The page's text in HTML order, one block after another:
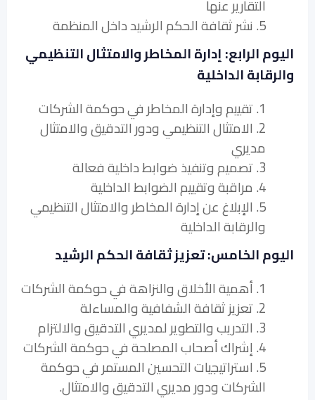
التقارير عنها
5. نشر ثقافة الحكم الرشيد داخل المنظمة
اليوم الرابع: إدارة المخاطر والامتثال التنظيمي
والرقابة الداخلية
1. تقييم وإدارة المخاطر في حوكمة الشركات
2. الامتثال التنظيمي ودور التدقيق والامتثال
مديري
3. تصميم وتنفيذ ضوابط داخلية فعالة
4. مراقبة وتقييم الضوابط الداخلية
5. الإبلاغ عن إدارة المخاطر والامتثال التنظيمي
والرقابة الداخلية
اليوم الخامس: تعزيز ثقافة الحكم الرشيد
1. أهمية الأخلاق والنزاهة في حوكمة الشركات
2. تعزيز ثقافة الشفافية والمساءلة
3. التدريب والتطوير لمديري التدقيق والالتزام
4. إشراك أصحاب المصلحة في حوكمة الشركات
5. استراتيجيات التحسين المستمر في حوكمة
الشركات ودور مديري التدقيق والامتثال.